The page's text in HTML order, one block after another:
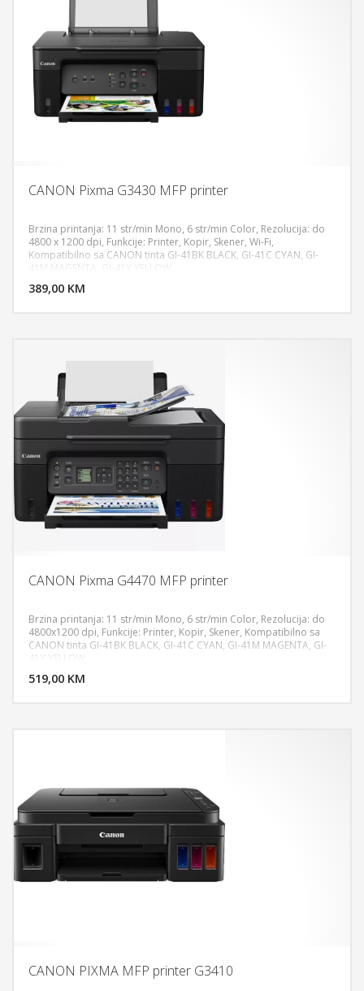
CANON Pixma G3430 MFP printer
Brzina printanja: 11 str/min Mono, 6 str/min Color, Rezolucija: do
4800 x 1200 dpi, Funkcije: Printer, Kopir, Skener, Wi-Fi,
Kompatibilno sa CANON tinta GI-41BK BLACK, GI-41C CYAN, GI-
41M MAGENTA, GI-41Y YELLOW
389,00 KM
CANON Pixma G4470 MFP printer
Brzina printanja: 11 str/min Mono, 6 str/min Color, Rezolucija: do
4800x1200 dpi, Funkcije: Printer, Kopir, Skener, Kompatibilno sa
CANON tinta GI-41BK BLACK, GI-41C CYAN, GI-41M MAGENTA, GI-
41Y YELLOW
519,00 KM
CANON PIXMA MFP printer G3410